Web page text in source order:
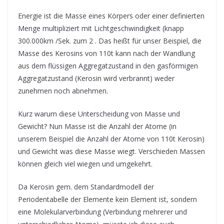
Energie ist die Masse eines Körpers oder einer definierten
Menge multipliziert mit Lichtgeschwindigkeit (knapp
300.000km /Sek. zum 2 . Das heißt für unser Beispiel, die
Masse des Kerosins von 110t kann nach der Wandlung
aus dem flüssigen Aggregatzustand in den gasförmigen
Aggregatzustand (Kerosin wird verbrannt) weder
zunehmen noch abnehmen.
Kurz warum diese Unterscheidung von Masse und
Gewicht? Nun Masse ist die Anzahl der Atome (in
unserem Beispiel die Anzahl der Atome von 110t Kerosin)
und Gewicht was diese Masse wiegt. Verschieden Massen
können gleich viel wiegen und umgekehrt.
Da Kerosin gem. dem Standardmodell der
Periodentabelle der Elemente kein Element ist, sondern
eine Molekularverbindung (Verbindung mehrerer und